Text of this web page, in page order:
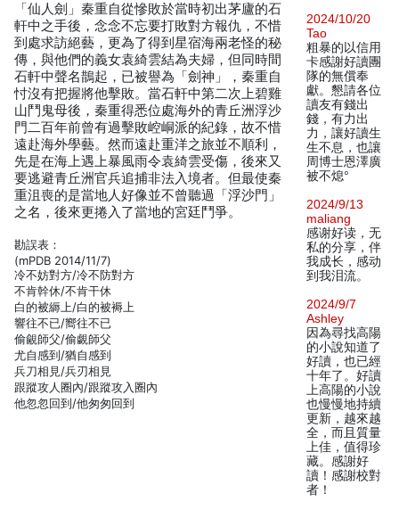
「仙人劍」秦重自從慘敗於當時初出茅廬的石
軒中之手後，念念不忘要打敗對方報仇，不惜
到處求訪絕藝，更為了得到星宿海兩老怪的秘
傳，與他們的義女袁綺雲結為夫婦，但同時間
石軒中聲名鵲起，已被譽為「劍神」，秦重自
忖沒有把握將他擊敗。當石軒中第二次上碧雞
山鬥鬼母後，秦重得悉位處海外的青丘洲浮沙
門二百年前曾有過擊敗崆峒派的紀錄，故不惜
遠赴海外學藝。然而遠赴重洋之旅並不順利，
先是在海上遇上暴風雨令袁綺雲受傷，後來又
要逃避青丘洲官兵追捕非法入境者。但最使秦
重沮喪的是當地人好像並不曾聽過「浮沙門」
之名，後來更捲入了當地的宮廷鬥爭。
勘誤表：
(mPDB 2014/11/7)
冷不妨對方/冷不防對方
不肯幹休/不肯干休
白的被縟上/白的被褥上
響往不已/嚮往不已
偷覦師父/偷覷師父
尤自感到/猶自感到
兵刀相見/兵刃相見
跟蹤攻人圈內/跟蹤攻入圈內
他忽忽回到/他匆匆回到
2024/10/20
Tao
粗暴的以信用
卡感謝好讀團
隊的無償奉
獻。懇請各位
讀友有錢出
錢，有力出
力，讓好讀生
生不息，也讓
周博士恩澤廣
被不熄°
2024/9/13
maliang
感谢好读，无
私的分享，伴
我成长，感动
到我泪流。
2024/9/7
Ashley
因為尋找高陽
的小說知道了
好讀，也已經
十年了。好讀
上高陽的小說
也慢慢地持續
更新，越來越
全，而且質量
上佳，值得珍
藏。感謝好
讀！感謝校對
者！